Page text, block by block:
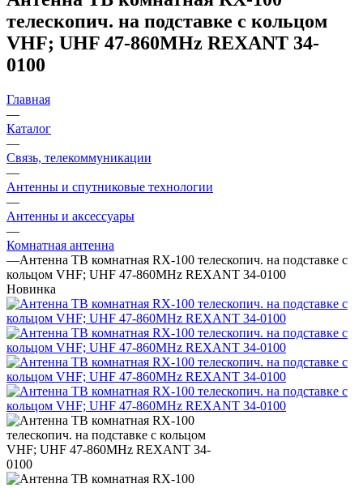
телескопич. на подставке с кольцом
VHF; UHF 47-860MHz REXANT 34-
0100
Главная
—
Каталог
—
Связь, телекоммуникации
—
Антенны и спутниковые технологии
—
Антенны и аксессуары
—
Комнатная антенна
—Антенна ТВ комнатная RX-100 телескопич. на подставке с
кольцом VHF; UHF 47-860MHz REXANT 34-0100
Новинка